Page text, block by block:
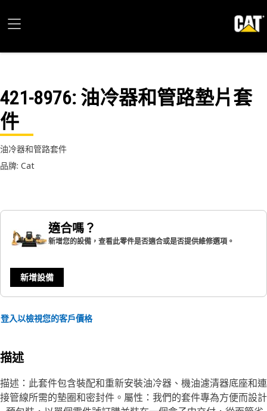
421-8976: 油冷器和管路墊片套
件
油冷器和管路套件
品牌: Cat
適合嗎？
新增您的設備，查看此零件是否適合或是否提供維修選項。
新增設備
登入以檢視您的客戶價格
描述
描述：此套件包含裝配和重新安裝油冷器、機油濾清器底座和連
接管線所需的墊圈和密封件。屬性：我們的套件專為方便而設計